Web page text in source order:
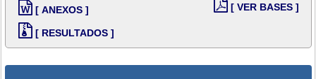
[ ANEXOS ]
[ RESULTADOS ]
[ VER BASES ]